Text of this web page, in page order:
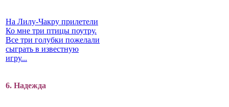
На Лилу-Чакру прилетели
Ко мне три птицы поутру.
Все три голубки пожелали
сыграть в известную
игру...
6. Надежда